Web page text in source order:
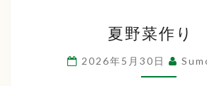
野
菜
作
夏野菜作り
2026年5月30日